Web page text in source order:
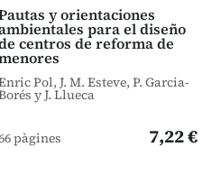
y orientaciones
para el diseño
centros de reforma de
Pol, J. M. Esteve, P. Garcia-
y J. Llueca
pàgines 7,22 €